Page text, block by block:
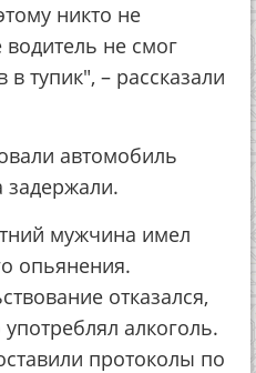
никто не
не смог
тупик", – рассказали
автомобиль
задержали.
мужчина имел
опьянения.
отказался,
алкоголь.
протоколы по